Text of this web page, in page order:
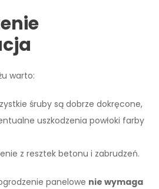
warto:
śruby są dobrze dokręcone,
uszkodzenia powłoki farby
z resztek betonu i zabrudzeń.
panelowe nie wymaga